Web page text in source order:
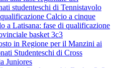
studenteschi di Tennistavolo
Calcio a cinque
a Latisana: fase di qualificazione
basket 3c3
in Regione per il Manzini ai
Studenteschi di Cross
Juniores